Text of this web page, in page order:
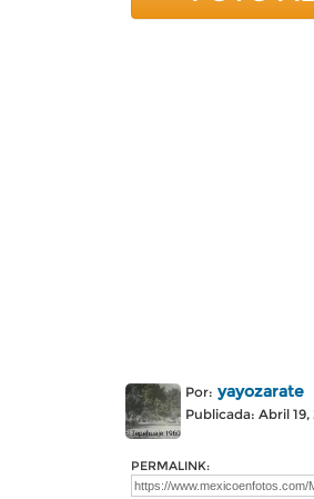
Por: yayozarate
Publicada: Abril 19,
PERMALINK: